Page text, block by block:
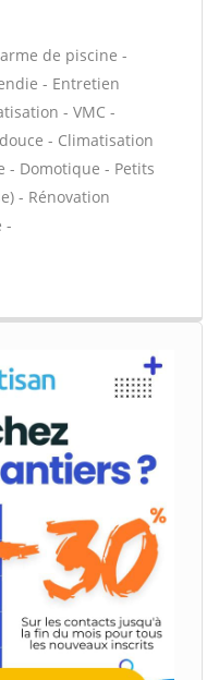
de piscine -
- Entretien
- VMC -
- Climatisation
- Domotique - Petits
- Rénovation
-